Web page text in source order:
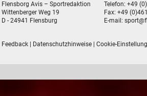
Flensborg Avis – Sportredaktion
Wittenberger Weg 19
D - 24941 Flensburg
Telefon: +49
Fax: +49
E-mail:
Feedback Datenschutzhinweise Cookie-